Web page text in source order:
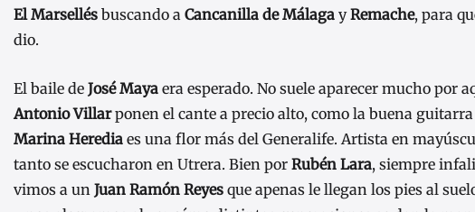
El Marsellés buscando a Cancanilla de Málaga yRemache, para
dio.
El baile de José Maya era esperado. No suele aparecer mucho por
Antonio Villarponen el cante a precio alto, como la buena guitarra
Marina Heredia es una flor más del Generalife. Artista en
tanto se escucharon en Utrera. Bien por Rubén Lara, siempre
vimos a un Juan Ramón Reyes que apenas le llegan los pies al